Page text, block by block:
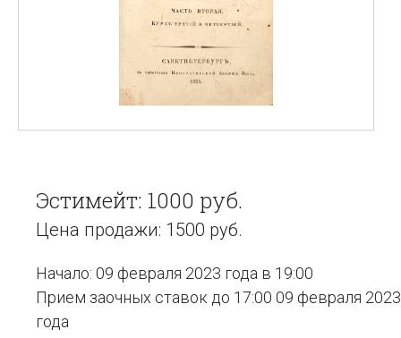
Эстимейт: 1000 руб.
Цена продажи: 1500 руб.
Начало: 09 февраля 2023 года в 19:00
Прием заочных ставок до 17:00 09 февраля 2023
года